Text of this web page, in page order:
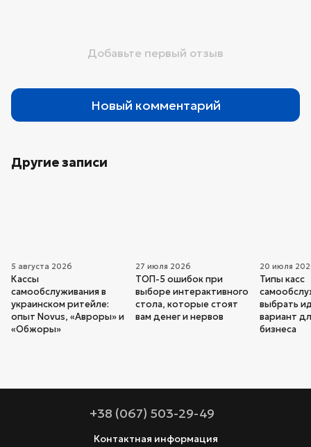
Добавьте первый отзыв
Новый комментарий
Другие записи
5 августа 2026
Кассы
самообслуживания в
украинском ритейле:
опыт Novus, «Авроры» и
«Обжоры»
27 июля 2026
ТОП-5 ошибок при
выборе интерактивного
стола, которые стоят
вам денег и нервов
20 июля
Типы касс
выбрать
вариант
бизнеса
+38 (067) 503-29-49
Контактная информация